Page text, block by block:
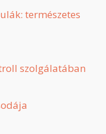
természetes
szolgálatában